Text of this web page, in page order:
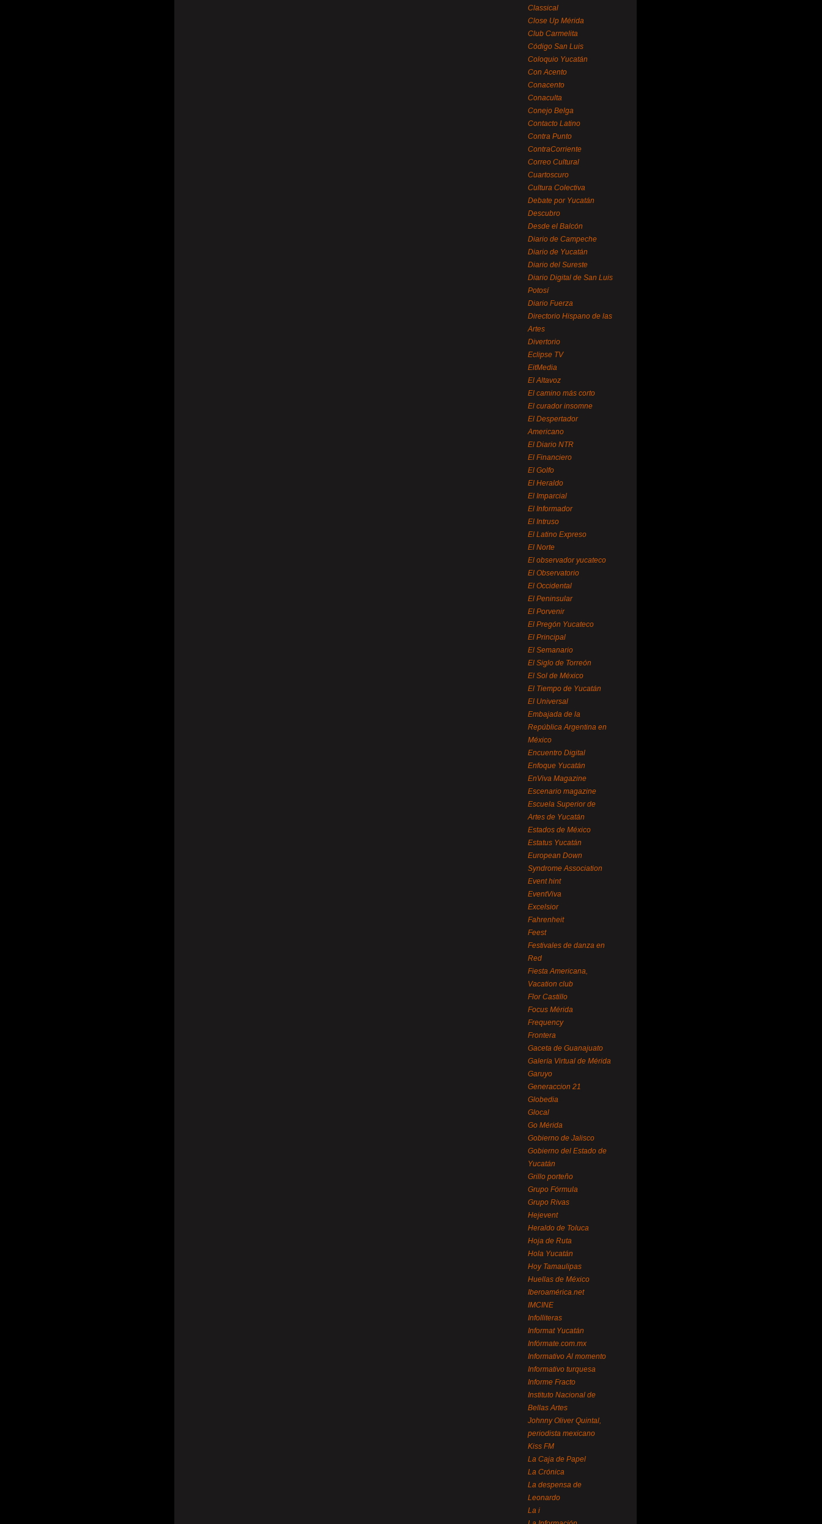
Classical
Close Up Mérida
Club Carmelita
Código San Luis
Coloquio Yucatán
Con Acento
Conacento
Conaculta
Conejo Belga
Contacto Latino
Contra Punto
ContraCorriente
Correo Cultural
Cuartoscuro
Cultura Colectiva
Debate por Yucatán
Descubro
Desde el Balcón
Diario de Campeche
Diario de Yucatán
Diario del Sureste
Diario Digital de San Luis
Potosí
Diario Fuerza
Directorio Hispano de las
Artes
Divertorio
Eclipse TV
EitMedia
El Altavoz
El camino más corto
El curador insomne
El Despertador
Americano
El Diario NTR
El Financiero
El Golfo
El Heraldo
El Imparcial
El Informador
El Intruso
El Latino Expreso
El Norte
El observador yucateco
El Observatorio
El Occidental
El Peninsular
El Porvenir
El Pregón Yucateco
El Principal
El Semanario
El Siglo de Torreón
El Sol de México
El Tiempo de Yucatán
El Universal
Embajada de la
República Argentina en
México
Encuentro Digital
Enfoque Yucatán
EnViva Magazine
Escenario magazine
Escuela Superior de
Artes de Yucatán
Estados de México
Estatus Yucatán
European Down
Syndrome Association
Event hint
EventViva
Excelsior
Fahrenheit
Feest
Festivales de danza en
Red
Fiesta Americana,
Vacation club
Flor Castillo
Focus Mérida
Frequency
Frontera
Gaceta de Guanajuato
Galería Virtual de Mérida
Garuyo
Generaccion 21
Globedia
Glocal
Go Mérida
Gobierno de Jalisco
Gobierno del Estado de
Yucatán
Grillo porteño
Grupo Fórmula
Grupo Rivas
Hejevent
Heraldo de Toluca
Hoja de Ruta
Hola Yucatán
Hoy Tamaulipas
Huellas de México
Iberoamérica.net
IMCINE
Infolliteras
Informat Yucatán
Infórmate.com.mx
Informativo Al momento
Informativo turquesa
Informe Fracto
Instituto Nacional de
Bellas Artes
Johnny Oliver Quintal,
periodista mexicano
Kiss FM
La Caja de Papel
La Crónica
La despensa de
Leonardo
La i